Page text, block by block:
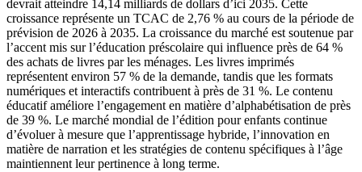
devrait atteindre 14,14 milliards de dollars d’ici 2035. Cette
croissance représente un TCAC de 2,76 % au cours de la période de
prévision de 2026 à 2035. La croissance du marché est soutenue par
l’accent mis sur l’éducation préscolaire qui influence près de 64 %
des achats de livres par les ménages. Les livres imprimés
représentent environ 57 % de la demande, tandis que les formats
numériques et interactifs contribuent à près de 31 %. Le contenu
éducatif améliore l’engagement en matière d’alphabétisation de près
de 39 %. Le marché mondial de l’édition pour enfants continue
d’évoluer à mesure que l’apprentissage hybride, l’innovation en
matière de narration et les stratégies de contenu spécifiques à l’âge
maintiennent leur pertinence à long terme.